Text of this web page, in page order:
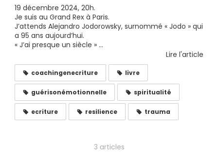
19 décembre 2024, 20h.
Je suis au Grand Rex à Paris.
J’attends Alejandro Jodorowsky, surnommé « Jodo » qui
a 95 ans aujourd’hui.
« J’ai presque un siècle » ...
Lire l'article
coachingenecriture livre
guérisonémotionnelle spiritualité
ecriture resilience trauma
3 articles